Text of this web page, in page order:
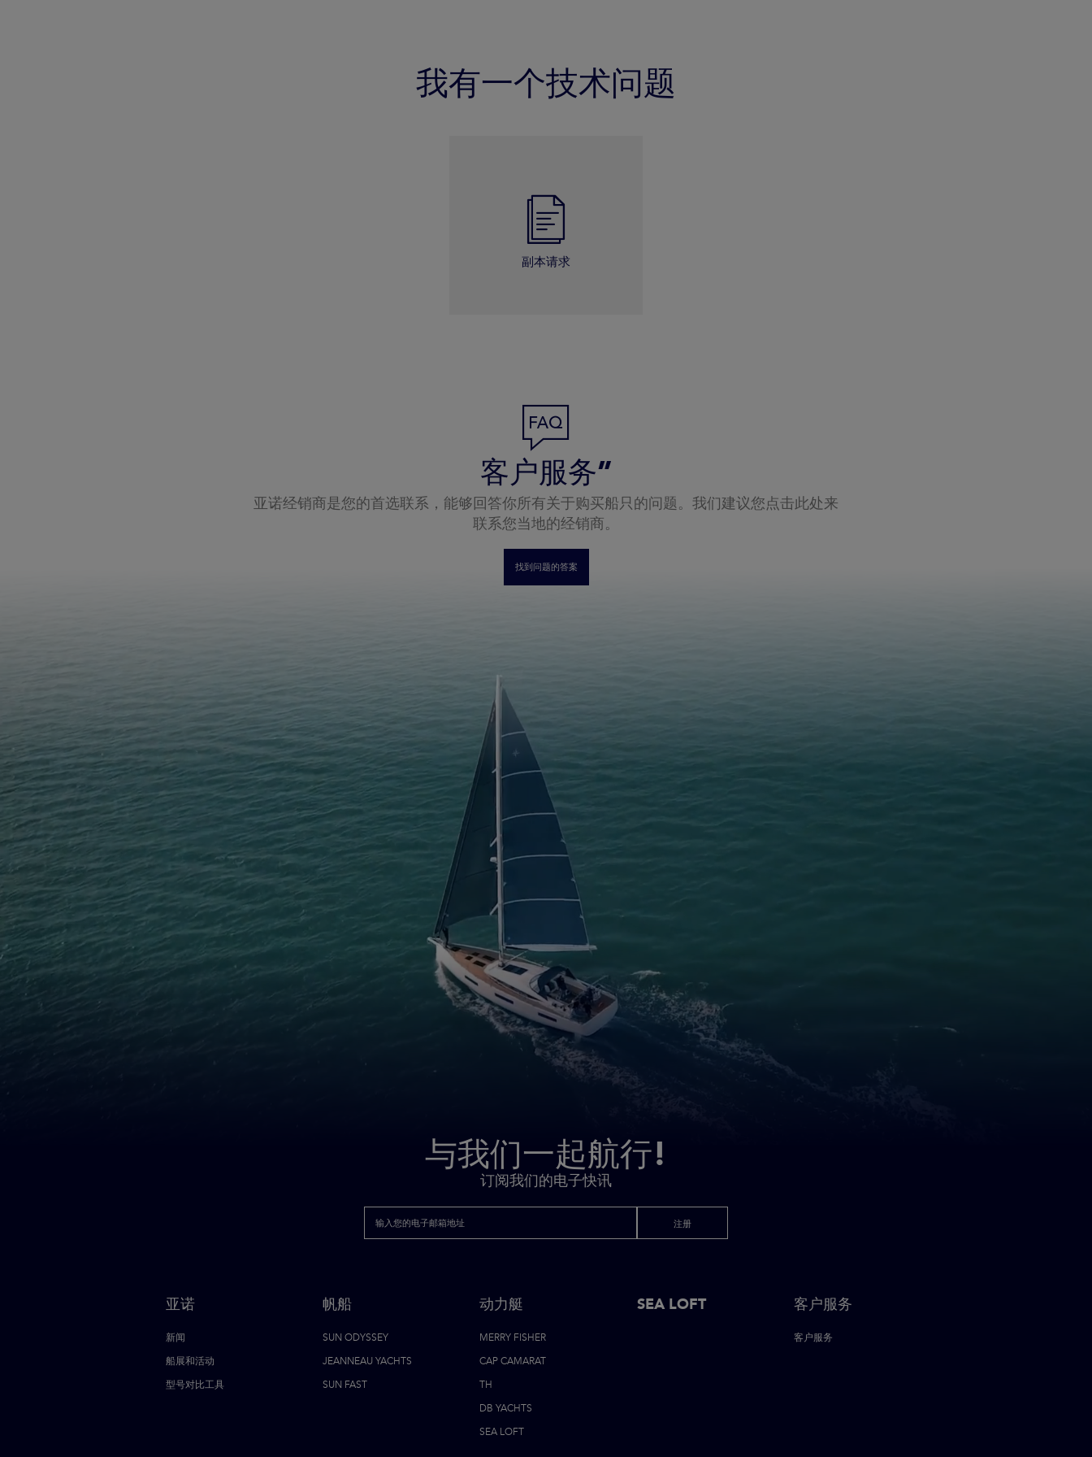
我有一个技术问题
副本请求
客户服务”
亚诺经销商是您的首选联系，能够回答你所有关于购买船只的问题。我们建议您点击此处来
联系您当地的经销商。
找到问题的答案
与我们一起航行!
订阅我们的电子快讯
注册
脚
亚诺
新闻
船展和活动
型号对比工具
帆船
SUN ODYSSEY
JEANNEAU YACHTS
SUN FAST
动力艇
MERRY FISHER
CAP CAMARAT
TH
DB YACHTS
SEA LOFT
SEA LOFT 客户服务
客户服务